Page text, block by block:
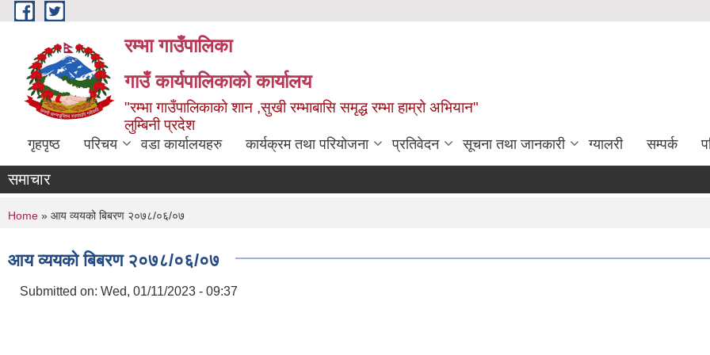
Skip to main content
रम्भा गाउँपालिका
गाउँ कार्यपालिकाको कार्यालय
"रम्भा गाउँपालिकाको शान ,सुखी रम्भाबासि समृद्ध रम्भा हाम्रो अभियान"
लुम्बिनी प्रदेश
गृहपृष्ठ परिचय वडा कार्यालयहरु कार्यक्रम तथा परियोजना प्रतिवेदन सूचना तथा जानकारी ग्यालरी सम्पर्क
समाचार
You are here
Home » आय व्ययको बिबरण २०७८/०६/०७
आय व्ययको बिबरण २०७८/०६/०७
Submitted on: Wed, 01/11/2023 - 09:37